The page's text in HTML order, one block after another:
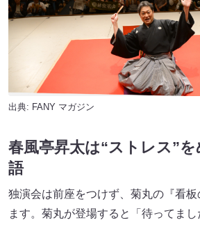
出典: FANY マガジン
春風亭昇太は“ストレス”
語
独演会は前座をつけず、菊丸の『看板
ます。菊丸が登場すると「待ってまし